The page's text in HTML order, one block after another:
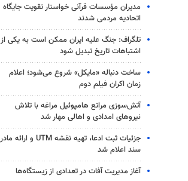
مدیران مؤسسات قرآنی خواستار تقویت جایگاه
اتحادیه‌ مردمی شدند
تلگراف: جنگ علیه ایران ممکن است به یکی از
اشتباهات تاریخ تبدیل شود
ساخت دنباله «مایکل» شروع می‌شود؛ اعلام
زمان اکران فیلم دوم
آتش‌سوزی مراتع هامپوئیل مراغه با تلاش
نیروهای امدادی و اهالی مهار شد
جزئیات ثبت ادعا، تهیه نقشه UTM و ارائه مادر
سند اعلام شد
آغاز مدیریت آفات در تعدادی از زیستگاه‌ها